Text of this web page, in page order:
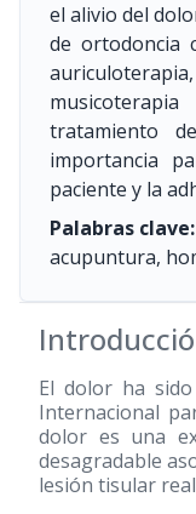
el alivio del
de ortodoncia
tratamiento
importancia
paciente y la
Palabras clave:
acupuntura,
El dolor ha
Internacional
dolor es una
desagradable
lesión tisular